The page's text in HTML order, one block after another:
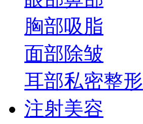
胸部吸脂
面部除皱
耳部私密整形
注射美容